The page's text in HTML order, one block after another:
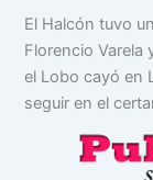
El Halcón tuvo
Florencio Varela
el Lobo cayó en
seguir en el